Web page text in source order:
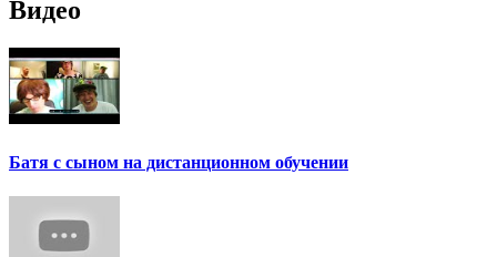
Видео
Батя с сыном на дистанционном обучении